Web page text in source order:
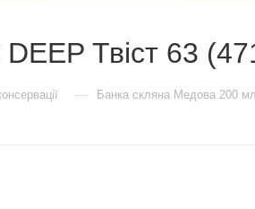
Твіст 63
— Банка скляна Медова 200